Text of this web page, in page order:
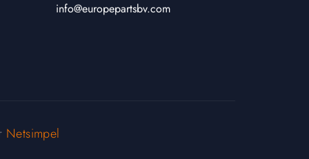
info@europepartsbv.com
Netsimpel